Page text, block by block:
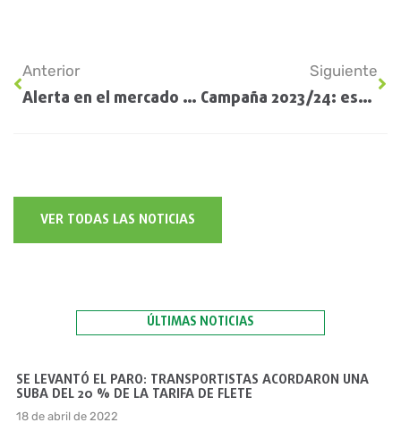
Anterior
Alerta en el mercado de granos: Rusia dio de baja el acuerdo en el Mar Negro y crece la tensión
Siguiente
Campaña 2023/24: estiman que los productores agrícolas invertirán U$S 40.500 millones
VER TODAS LAS NOTICIAS
ÚLTIMAS NOTICIAS
SE LEVANTÓ EL PARO: TRANSPORTISTAS ACORDARON UNA
SUBA DEL 20 % DE LA TARIFA DE FLETE
18 de abril de 2022